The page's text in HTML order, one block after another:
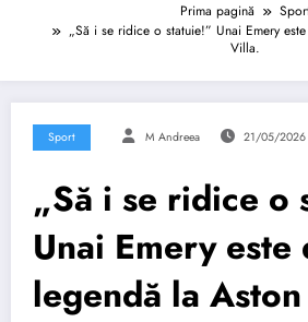
Prima pagină
„Să i se ridice o statuie!” Unai Emery
Villa.
Sport M Andreea 21/05/2026
„Să i se ridice o
Unai Emery este
legendă la